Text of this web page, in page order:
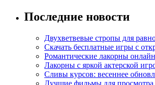
Последние новости
Двухветвевые стропы для
Скачать бесплатные игры с
Романтические лакорны
Лакорны с яркой актерской
Сливы курсов: весеннее
Лучшие фильмы для просмотра